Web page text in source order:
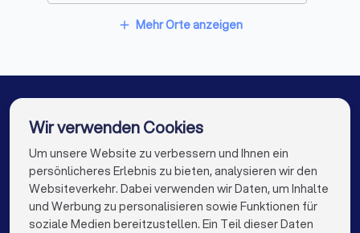
Berater für Baufinanzierung in Niedernhausen
Berater für Baufinanzierung in Idstein
Berater für Baufinanzierung in Raunheim
Berater für Baufinanzierung in Berlin
Berater für Baufinanzierung in Hamburg
add Mehr Orte anzeigen
Die besten Berater für Baufinanzierung für Sie
info@trustlocal.de
Wir verwenden Cookies
Um unsere Website zu verbessern und Ihnen ein
persönlicheres Erlebnis zu bieten, analysieren wir den
Websiteverkehr. Dabei verwenden wir Daten, um Inhalte
und Werbung zu personalisieren sowie Funktionen für
soziale Medien bereitzustellen. Ein Teil dieser Daten